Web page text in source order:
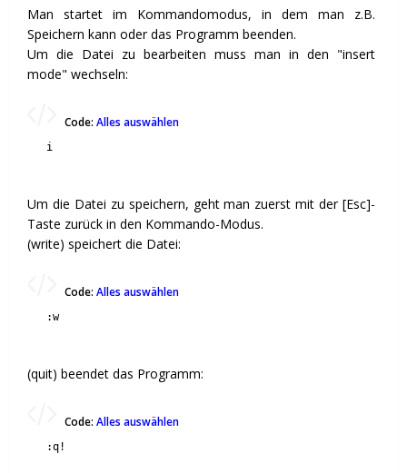
Man startet im Kommandomodus, in dem man z.B.
Speichern kann oder das Programm beenden.
Um die Datei zu bearbeiten muss man in den "insert
mode" wechseln:
Code: Alles auswählen
i
Um die Datei zu speichern, geht man zuerst mit der [Esc]-
Taste zurück in den Kommando-Modus.
(write) speichert die Datei:
Code: Alles auswählen
:w
(quit) beendet das Programm:
Code: Alles auswählen
:q!